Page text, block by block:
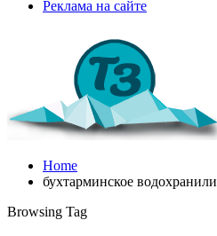
Реклама на сайте
Home
бухтарминское
Browsing Tag